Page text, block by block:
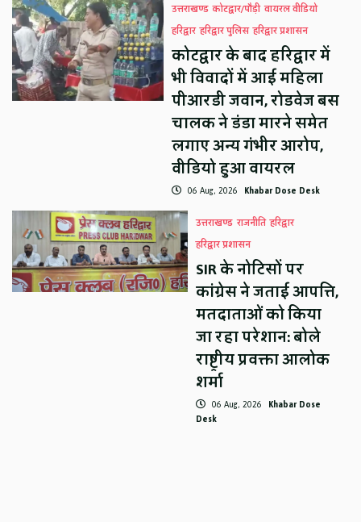
उत्तराखण्ड कोटद्वार/पौड़ी वायरल वीडियो
हरिद्वार हरिद्वार पुलिस हरिद्वार प्रशासन
कोटद्वार के बाद हरिद्वार में
भी विवादों में आई महिला
पीआरडी जवान, रोडवेज बस
चालक ने डंडा मारने समेत
लगाए अन्य गंभीर आरोप,
वीडियो हुआ वायरल
06 Aug, 2026 Khabar Dose Desk
उत्तराखण्ड राजनीति हरिद्वार
हरिद्वार प्रशासन
SIR के नोटिसों पर
कांग्रेस ने जताई आपत्ति,
मतदाताओं को किया
जा रहा परेशान: बोले
राष्ट्रीय प्रवक्ता आलोक
शर्मा
06 Aug, 2026 Khabar Dose
Desk